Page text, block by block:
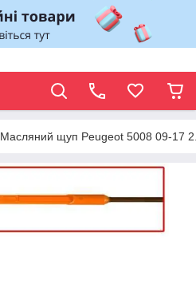
Масляний щуп Peugeot 5008 09-17